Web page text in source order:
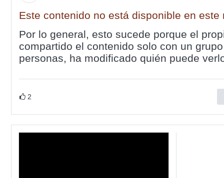
Este contenido no está disponible en este
Por lo general, esto sucede porque el
compartido el contenido solo con un
personas, ha modificado quién puede
2